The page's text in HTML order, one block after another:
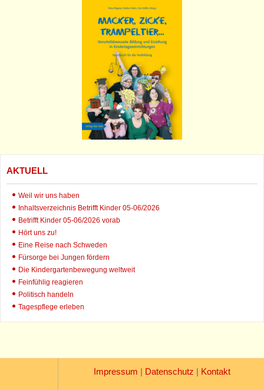
AKTUELL
Weil wir uns haben
Inhaltsverzeichnis Betrifft Kinder 05-06/2026
Betrifft Kinder 05-06/2026 vorab
Hört uns zu!
Eine Reise nach Schweden
Fürsorge bei Jungen fördern
Die Kindergartenbewegung weltweit
Feinfühlig reagieren
Politisch handeln
Tagespflege erleben
Impressum | Datenschutz | Kontakt